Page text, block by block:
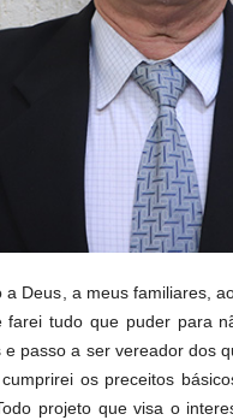
a Deus, a meus familiares,
tudo que puder para
passo a ser vereador dos
os preceitos
projeto que visa o